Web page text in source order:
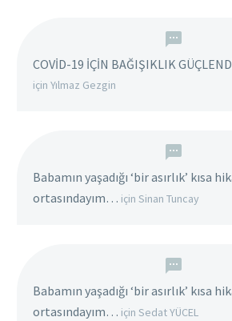
COVİD-19 İÇİN BAĞIŞIKLIK
için Yılmaz Gezgin
Babamın yaşadığı ‘bir asırlık’ kısa
ortasındayım… için Sinan Tuncay
Babamın yaşadığı ‘bir asırlık’ kısa
ortasındayım… için Sedat YÜCEL